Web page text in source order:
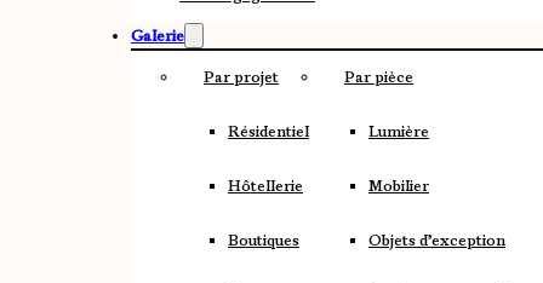
Galerie
Par projet
Résidentiel
Hôtellerie
Boutiques
Par pièce
Lumière
Mobilier
Objets d’exception